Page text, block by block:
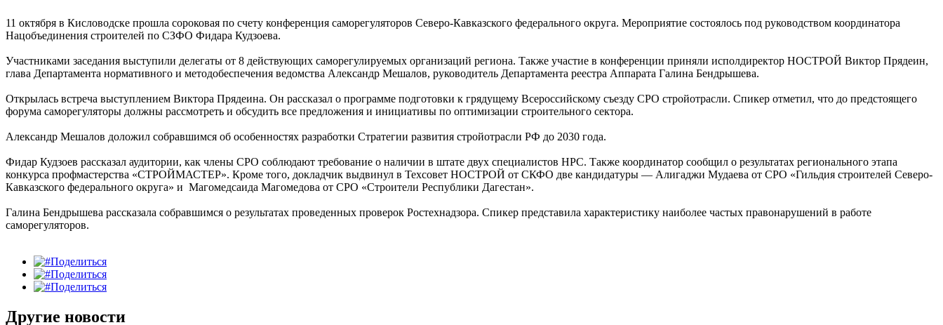
11 октября в Кисловодске прошла сороковая по счету конференция саморегуляторов Северо-Кавказского федерального округа. Мероприятие состоялось под руководством координатора
Нацобъединения строителей по СЗФО Фидара Кудзоева.
Участниками заседания выступили делегаты от 8 действующих саморегулируемых организаций региона. Также участие в конференции приняли исполдиректор НОСТРОЙ Виктор Прядеин,
глава Департамента нормативного и методобеспечения ведомства Александр Мешалов, руководитель Департамента реестра Аппарата Галина Бендрышева.
Открылась встреча выступлением Виктора Прядеина. Он рассказал о программе подготовки к грядущему Всероссийскому съезду СРО стройотрасли. Спикер отметил, что до предстоящего
форума саморегуляторы должны рассмотреть и обсудить все предложения и инициативы по оптимизации строительного сектора.
Александр Мешалов доложил собравшимся об особенностях разработки Стратегии развития стройотрасли РФ до 2030 года.
Фидар Кудзоев рассказал аудитории, как члены СРО соблюдают требование о наличии в штате двух специалистов НРС. Также координатор сообщил о результатах регионального этапа
конкурса профмастерства «СТРОЙМАСТЕР». Кроме того, докладчик выдвинул в Техсовет НОСТРОЙ от СКФО две кандидатуры — Алигаджи Мудаева от СРО «Гильдия строителей Северо-
Кавказского федерального округа» и Магомедсаида Магомедова от СРО «Строители Республики Дагестан».
Галина Бендрышева рассказала собравшимся о результатах проведенных проверок Ростехнадзора. Спикер представила характеристику наиболее частых правонарушений в работе
саморегуляторов.
Поделиться
Поделиться
Поделиться
Другие новости